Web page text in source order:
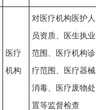
医疗
机构
对医疗机构医护人
员资质、医生执业
范围、医疗机构诊
疗范围、医疗器械
消毒、医疗废物处
置等监督检查